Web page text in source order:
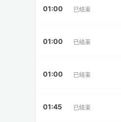
01:00 已结束
01:00 已结束
01:00 已结束
01:45 已结束